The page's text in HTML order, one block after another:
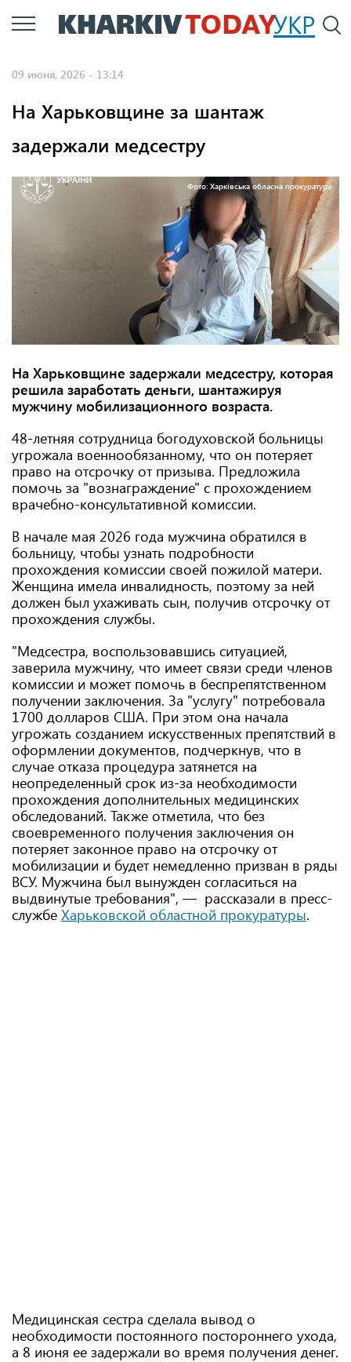
Перейти
к
УКР
09 июня, 2026 - 13:14
На Харьковщине за шантаж
задержали медсестру
Фото: Харківська обласна прокуратура
На Харьковщине задержали медсестру, которая
решила заработать деньги, шантажируя
мужчину мобилизационного возраста.
48-летняя сотрудница богодуховской больницы
угрожала военнообязанному, что он потеряет
право на отсрочку от призыва. Предложила
помочь за "вознаграждение" с прохождением
врачебно-консультативной комиссии.
В начале мая 2026 года мужчина обратился в
больницу, чтобы узнать подробности
прохождения комиссии своей пожилой матери.
Женщина имела инвалидность, поэтому за ней
должен был ухаживать сын, получив отсрочку от
прохождения службы.
"Медсестра, воспользовавшись ситуацией,
заверила мужчину, что имеет связи среди членов
комиссии и может помочь в беспрепятственном
получении заключения. За "услугу" потребовала
1700 долларов США. При этом она начала
угрожать созданием искусственных препятствий в
оформлении документов, подчеркнув, что в
случае отказа процедура затянется на
неопределенный срок из-за необходимости
прохождения дополнительных медицинских
обследований. Также отметила, что без
своевременного получения заключения он
потеряет законное право на отсрочку от
мобилизации и будет немедленно призван в ряды
ВСУ. Мужчина был вынужден согласиться на
выдвинутые требования", — рассказали в пресс-
службе Харьковской областной прокуратуры.
Медицинская сестра сделала вывод о
необходимости постоянного постороннего ухода,
а 8 июня ее задержали во время получения денег.